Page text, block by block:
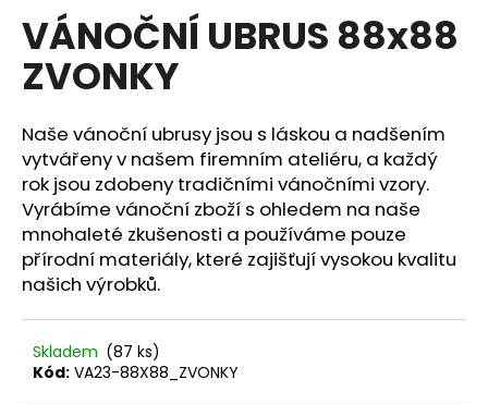
produktu
je
0,0
z
hvězdiček.
VÁNOČNÍ UBRUS 88x88
ZVONKY
Naše vánoční ubrusy jsou s láskou a nadšením
vytvářeny v našem firemním ateliéru, a každý
rok jsou zdobeny tradičními vánočními vzory.
Vyrábíme vánoční zboží s ohledem na naše
mnohaleté zkušenosti a používáme pouze
přírodní materiály, které zajišťují vysokou kvalitu
našich výrobků.
Skladem (87 ks)
Kód: VA23-88X88_ZVONKY
a
j
í
?
HLEDAT
D
o